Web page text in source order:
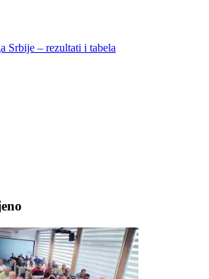
Srbije – rezultati i tabela